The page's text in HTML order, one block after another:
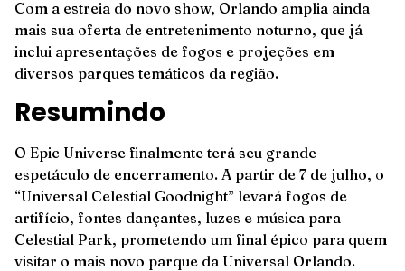
Com a estreia do novo show, Orlando amplia ainda
mais sua oferta de entretenimento noturno, que já
inclui apresentações de fogos e projeções em
diversos parques temáticos da região.
Resumindo
O Epic Universe finalmente terá seu grande
espetáculo de encerramento. A partir de 7 de julho, o
“Universal Celestial Goodnight” levará fogos de
artifício, fontes dançantes, luzes e música para
Celestial Park, prometendo um final épico para quem
visitar o mais novo parque da Universal Orlando.